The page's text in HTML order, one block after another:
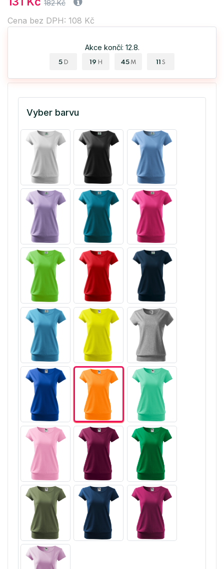
182 Kč
Cena bez DPH: 108 Kč
Akce končí: 12.8.
5 D 19 H 45 M 10S
Vyber barvu